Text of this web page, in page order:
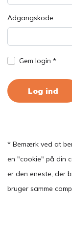
Adgangskode
Gem login *
Log ind
* Bemærk ved at
en "cookie" på din
er den eneste, der
bruger samme